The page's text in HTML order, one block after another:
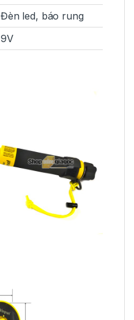
Đèn led, báo rung
9V